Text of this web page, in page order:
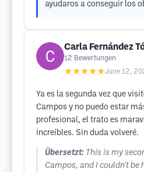
ayudaros a conseguir los
Carla Fernández
12 Bewertungen
★★★★★June 12,
Ya es la segunda vez que
Campos y no puedo estar
profesional, el trato es
increíbles. Sin duda volveré.
Übersetzt: This is my
Campos, and I couldn't be